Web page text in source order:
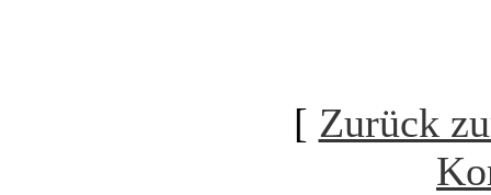
[ Zurück